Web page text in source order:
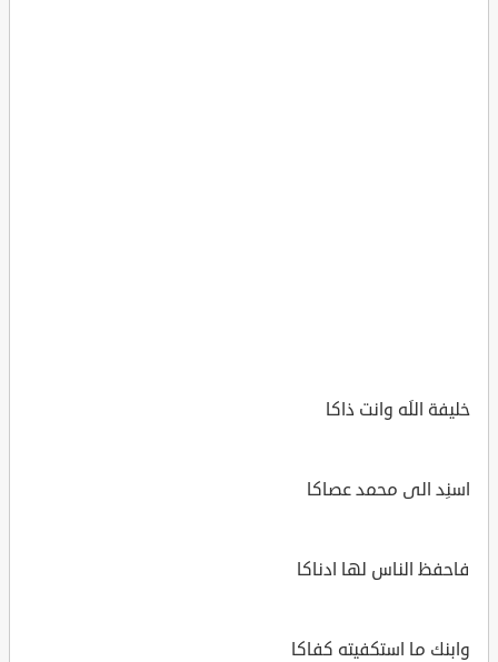
خليفة اللَه وانت ذاكا
اسنِد الى محمد عصاكا
فاحفظ الناس لها ادناكا
وابنك ما استكفيته كفاكا